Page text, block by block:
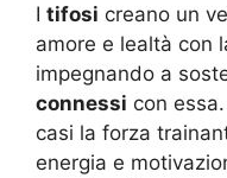
I tifosi creano un
amore e lealtà con
impegnando a
connessi con
casi la forza
energia e